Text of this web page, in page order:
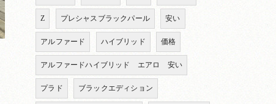
Z プレシャスブラックパール 安い
アルファード ハイブリッド 価格
アルファードハイブリッド エアロ 安い
プラド ブラックエディション